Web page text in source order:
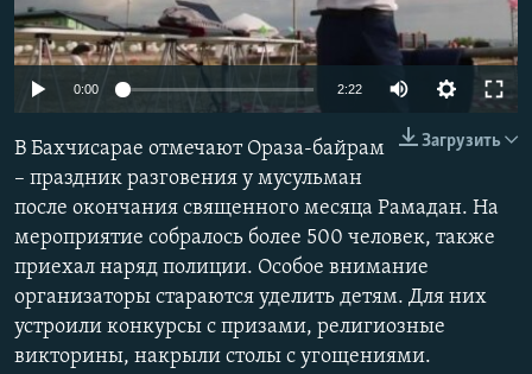
ПОБЕДИТЕЛЕЙ НЕ СУДЯТ?
КРЫМ.НЕПОКОРЕННЫЙ
УКРАИНСКАЯ ПРОБЛЕМА КРЫМА
ПРИСОЕДИНЯЙТЕСЬ!
Все сайты RFE/RL
0:00 2:22
Загрузить
В Бахчисарае отмечают Ораза-байрам
– праздник разговения у мусульман
после окончания священного месяца Рамадан. На
мероприятие собралось более 500 человек, также
приехал наряд полиции. Особое внимание
организаторы стараются уделить детям. Для них
устроили конкурсы с призами, религиозные
викторины, накрыли столы с угощениями.